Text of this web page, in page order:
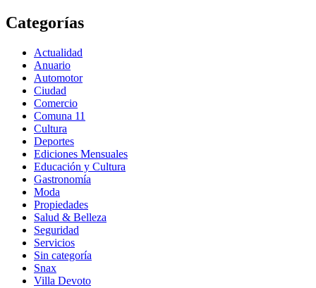
Categorías
Actualidad
Anuario
Automotor
Ciudad
Comercio
Comuna 11
Cultura
Deportes
Ediciones Mensuales
Educación y Cultura
Gastronomía
Moda
Propiedades
Salud & Belleza
Seguridad
Servicios
Sin categoría
Snax
Villa Devoto